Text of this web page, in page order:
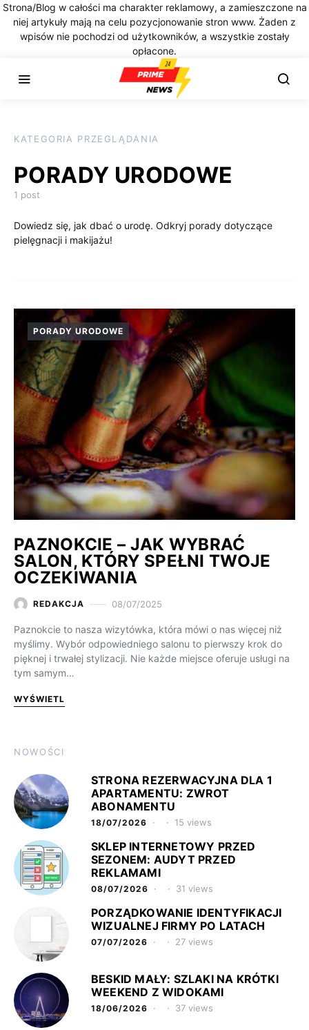
Strona/Blog w całości ma charakter reklamowy, a zamieszczone na
niej artykuły mają na celu pozycjonowanie stron www. Żaden z
wpisów nie pochodzi od użytkowników, a wszystkie zostały
opłacone.
KATEGORIA PRZEGLĄDANIA
PORADY URODOWE
1 post
Dowiedz się, jak dbać o urodę. Odkryj porady dotyczące
pielęgnacji i makijażu!
PORADY URODOWE
PAZNOKCIE – JAK WYBRAĆ
SALON, KTÓRY SPEŁNI TWOJE
OCZEKIWANIA
REDAKCJA 08/07/2025
Paznokcie to nasza wizytówka, która mówi o nas więcej niż
myślimy. Wybór odpowiedniego salonu to pierwszy krok do
pięknej i trwałej stylizacji. Nie każde miejsce oferuje usługi na
tym samym…
WYŚWIETL
NOWOŚCI
STRONA REZERWACYJNA DLA 1
APARTAMENTU: ZWROT
ABONAMENTU
18/07/2026 15 views
SKLEP INTERNETOWY PRZED
SEZONEM: AUDYT PRZED
REKLAMAMI
08/07/2026 31 views
PORZĄDKOWANIE IDENTYFIKACJI
WIZUALNEJ FIRMY PO LATACH
07/07/2026 27 views
BESKID MAŁY: SZLAKI NA KRÓTKI
WEEKEND Z WIDOKAMI
18/06/2026 37 views